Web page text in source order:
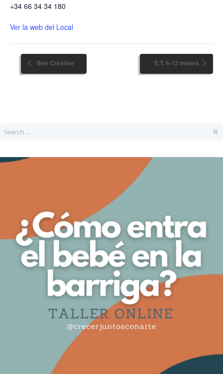
+34 66 34 34 180
Ver la web del Local
Bee Creative E.T. 6-12 meses